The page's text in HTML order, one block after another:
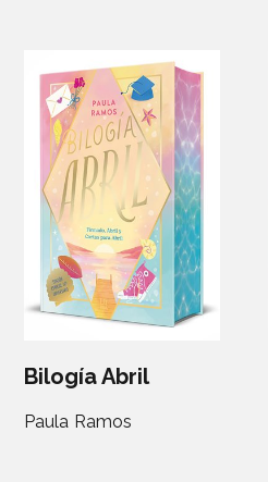
Bilogía Abril
Paula Ramos